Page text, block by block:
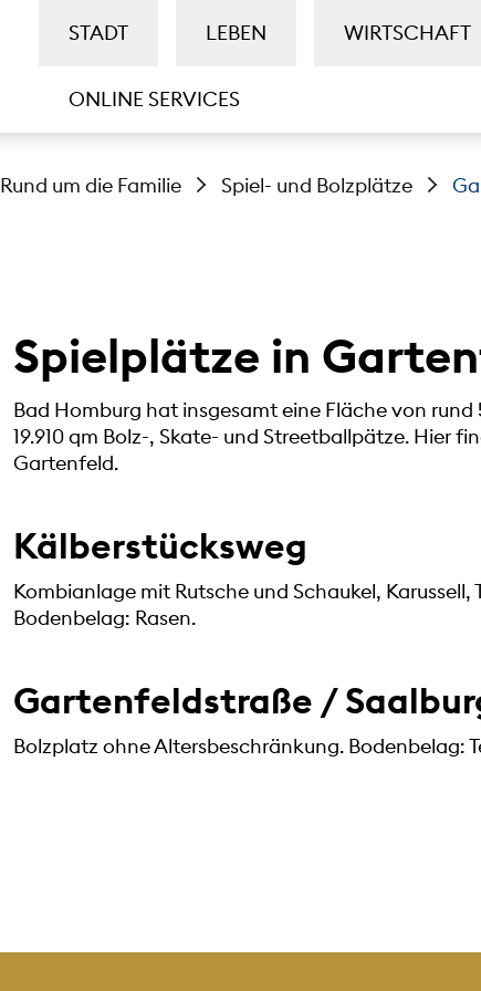
STADT LEBEN WIRTSCHAFT
ONLINE SERVICES
Rund um die Familie Spiel- und Bolzplätze
Spielplätze in
Bad Homburg hat insgesamt eine Fläche von rund
19.910 qm Bolz-, Skate- und Streetballpätze. Hier
Gartenfeld.
Kälberstücksweg
Kombianlage mit Rutsche und Schaukel,
Bodenbelag: Rasen.
Gartenfeldstraße /
Bolzplatz ohne Altersbeschränkung. Bodenbelag: